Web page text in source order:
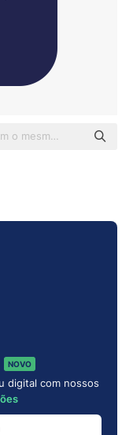
NOVO
digital com nossos